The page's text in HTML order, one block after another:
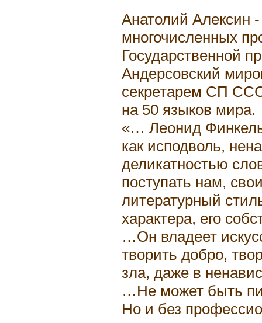
Анатолий Алексин
многочисленных
Государственной
Андерсовский
секретарем СП
на 50 языков мира.
«… Леонид
как исподволь,
деликатностью
поступать нам,
литературный
характера, его
…Он владеет
творить добро,
зла, даже в
…Не может быть
Но и без